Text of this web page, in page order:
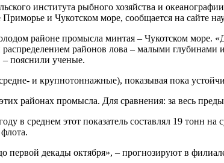
института рыбного хозяйства и
и Чукотском море, сообщается на сайте
районе промысла минтая – Чукотском море.
районов лова – малыми
пояснили ученые.
и крупнотоннажные), показывая пока
районах промысла. Для сравнения: за весь
в среднем этот показатель составлял 19 тонн
первой декады октября», – прогнозируют в